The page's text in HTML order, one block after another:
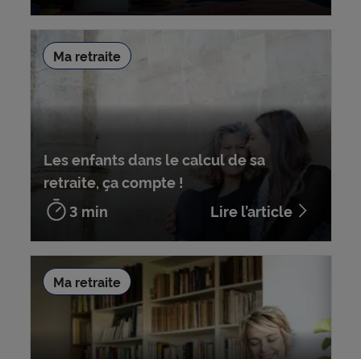
Les enfants dans le calcul de sa
retraite, ça compte !
3 min
Lire l’article
Ma retraite
Ma retraite